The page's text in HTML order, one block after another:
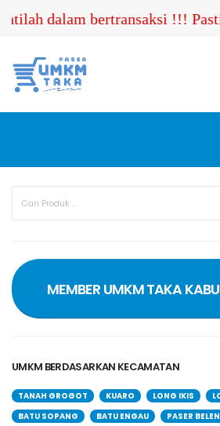
dalam bertransaksi !!!
MEMBER UMKM TAKA
UMKM BERDASARKAN KECAMATAN
TANAH GROGOT KUARO LONG IKIS
BATU SOPANG
BATU ENGAU
PASER